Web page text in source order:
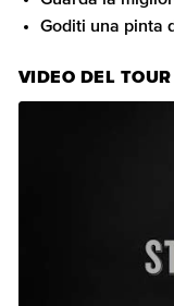
Goditi una pinta
VIDEO DEL TOUR